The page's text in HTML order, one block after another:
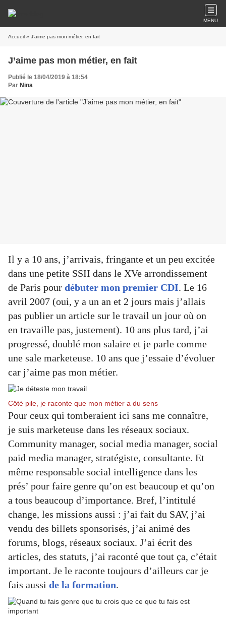
MENU
Accueil » J’aime pas mon métier, en fait
J’aime pas mon métier, en fait
Publié le 18/04/2019 à 18:54
Par Nina
Il y a 10 ans, j’arrivais, fringante et un peu excitée
dans une petite SSII dans le XVe arrondissement
de Paris pour débuter mon premier CDI. Le 16
avril 2007 (oui, y a un an et 2 jours mais j’allais
pas publier un article sur le travail un jour où on
en travaille pas, justement). 10 ans plus tard, j’ai
progressé, doublé mon salaire et je parle comme
une sale marketeuse. 10 ans que j’essaie d’évoluer
car j’aime pas mon métier.
Côté pile, je raconte que mon métier a du sens
Pour ceux qui tomberaient ici sans me connaître,
je suis marketeuse dans les réseaux sociaux.
Community manager, social media manager, social
paid media manager, stratégiste, consultante. Et
même responsable social intelligence dans les
prés’ pour faire genre qu’on est beaucoup et qu’on
a tous beaucoup d’importance. Bref, l’intitulé
change, les missions aussi : j’ai fait du SAV, j’ai
vendu des billets sponsorisés, j’ai animé des
forums, blogs, réseaux sociaux. J’ai écrit des
articles, des statuts, j’ai raconté que tout ça, c’était
important. Je le raconte toujours d’ailleurs car je
fais aussi de la formation.